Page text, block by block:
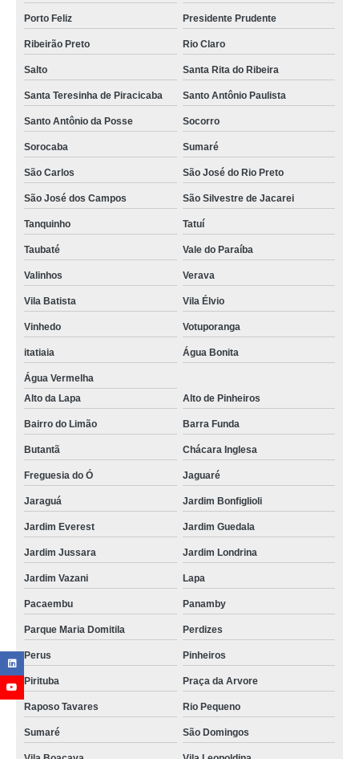
Porto Feliz Presidente Prudente
Ribeirão Preto Rio Claro
Salto Santa Rita do Ribeira
Santa Teresinha de Piracicaba Santo Antônio Paulista
Santo Antônio da Posse Socorro
Sorocaba Sumaré
São Carlos São José do Rio Preto
São José dos Campos São Silvestre de Jacarei
Tanquinho Tatuí
Taubaté Vale do Paraíba
Valinhos Verava
Vila Batista Vila Élvio
Vinhedo Votuporanga
itatiaia Água Bonita
Água Vermelha
Alto da Lapa
Alto de Pinheiros
Bairro do Limão Barra Funda
Butantã Chácara Inglesa
Freguesia do Ó Jaguaré
Jaraguá Jardim Bonfiglioli
Jardim Everest Jardim Guedala
Jardim Jussara Jardim Londrina
Jardim Vazani Lapa
Pacaembu Panamby
Parque Maria Domitila Perdizes
Perus Pinheiros
Pirituba Praça da Arvore
Raposo Tavares Rio Pequeno
Sumaré São Domingos